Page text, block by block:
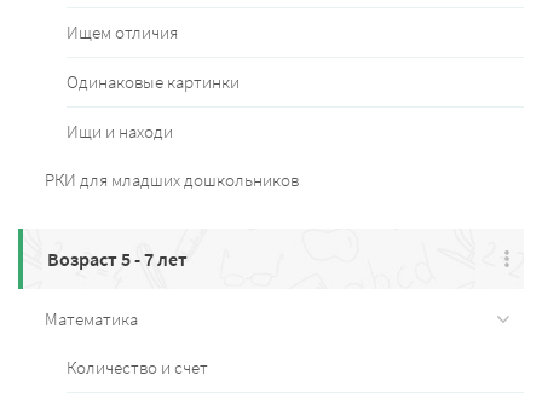
Ищем отличия
Одинаковые картинки
Ищи и находи
РКИ для младших дошкольников
Возраст 5 - 7 лет
Математика
Количество и счет